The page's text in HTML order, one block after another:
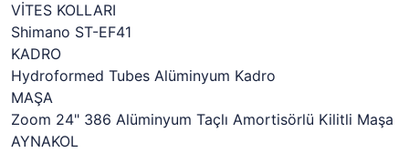
VİTES KOLLARI
Shimano ST-EF41
KADRO
Hydroformed Tubes Alüminyum Kadro
MAŞA
Zoom 24" 386 Alüminyum Taçlı Amortisörlü Kilitli Maşa
AYNAKOL